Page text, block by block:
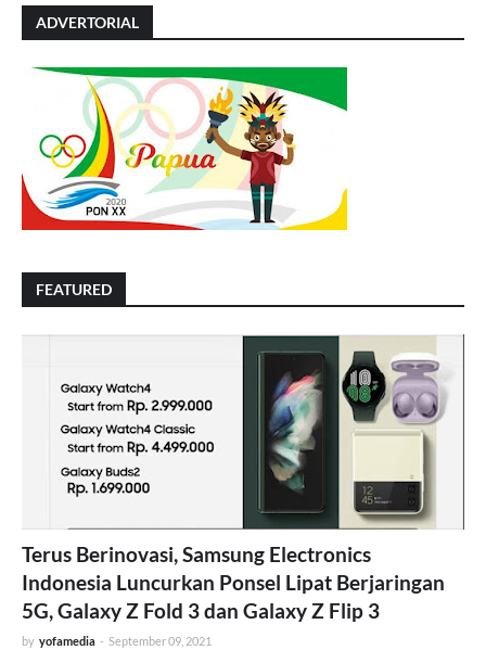
ADVERTORIAL
FEATURED
Terus Berinovasi, Samsung Electronics
Indonesia Luncurkan Ponsel Lipat Berjaringan
5G, Galaxy Z Fold 3 dan Galaxy Z Flip 3
by yofamedia - September 09, 2021